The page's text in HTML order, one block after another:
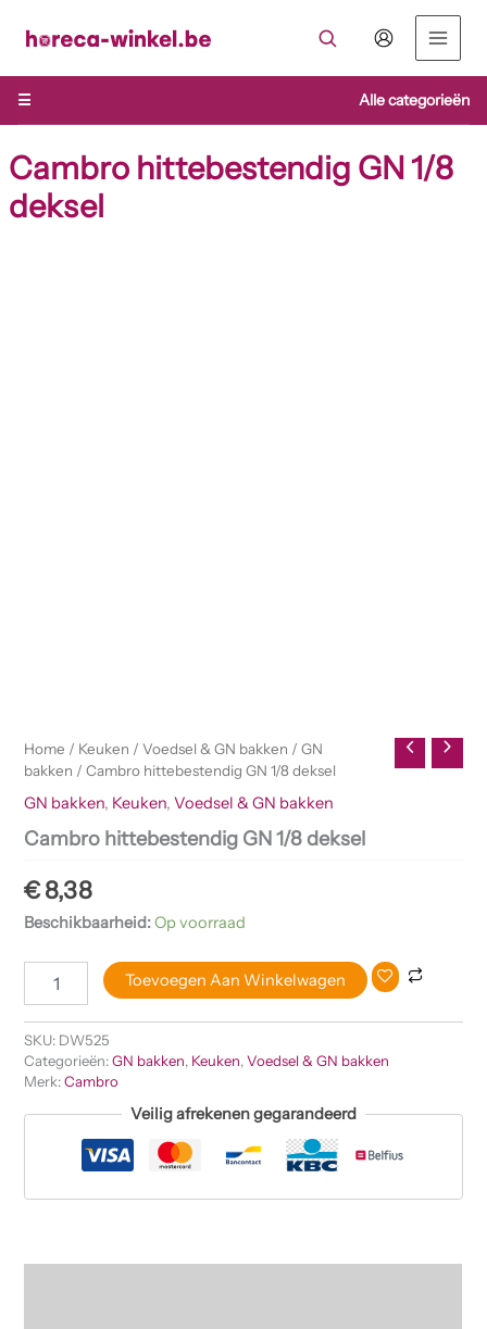
naar
inhoud
☰
Alle categorieën
Cambro hittebestendig GN 1/8
deksel
Home / Keuken /Voedsel & GN bakken /GN
bakken / Cambro hittebestendig GN 1/8 deksel
GN bakken, Keuken,Voedsel & GN bakken
Cambro hittebestendig GN 1/8 deksel
€8,38
Beschikbaarheid:Op voorraad
Toevoegen Aan Winkelwagen
SKU: DW525
Categorieën:GN bakken, Keuken,Voedsel & GN bakken
Merk:Cambro
Veilig afrekenen gegarandeerd